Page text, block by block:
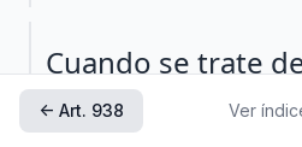
Párrafo 2
Cuando se trate
arbitrales y
← Art. 938 Ver